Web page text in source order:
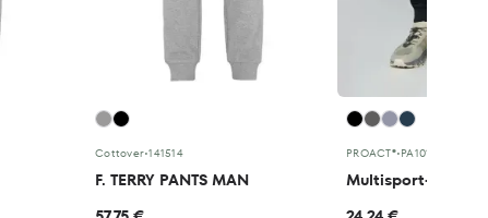
Cottover•141514
F. TERRY PANTS MAN
PROACT®•PA1012